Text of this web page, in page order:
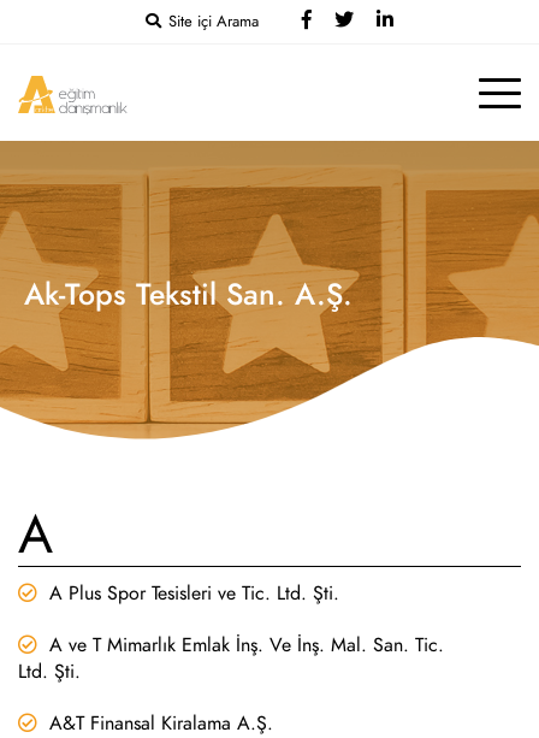
Site içi Arama
Ak-Tops Tekstil San. A.Ş.
A
A Plus Spor Tesisleri ve Tic. Ltd. Şti.
A ve T Mimarlık Emlak İnş. Ve İnş. Mal. San. Tic.
Ltd. Şti.
A&T Finansal Kiralama A.Ş.